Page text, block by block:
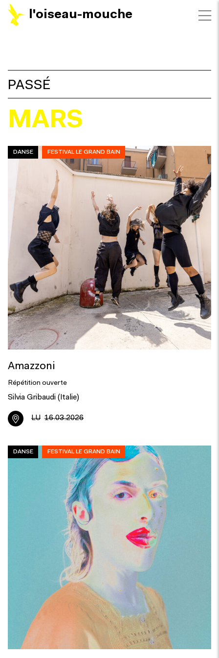
l'oiseau-mouche
FILTRES
PASSÉ
MARS
DANSE FESTIVAL LE GRAND BAIN
Amazzoni
Répétition ouverte
Silvia Gribaudi (Italie)
LU 16.03.2026
DANSE FESTIVAL LE GRAND BAIN